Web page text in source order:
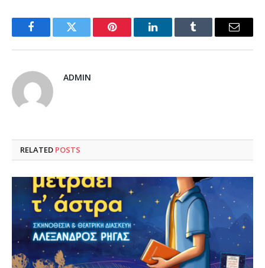
FacebookTwitter Pinterest LinkedInTumblr Email
ADMIN
RELATED POSTS